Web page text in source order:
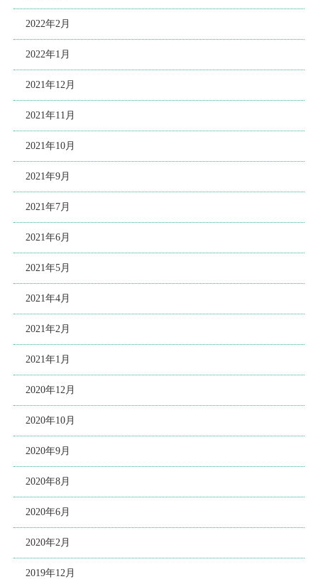
2022年2月
2022年1月
2021年12月
2021年11月
2021年10月
2021年9月
2021年7月
2021年6月
2021年5月
2021年4月
2021年2月
2021年1月
2020年12月
2020年10月
2020年9月
2020年8月
2020年6月
2020年2月
2019年12月